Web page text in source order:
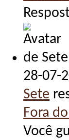
28-07-
Sete
Fora
Você